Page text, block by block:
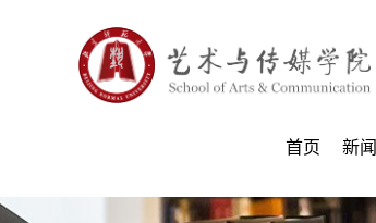
首页 新